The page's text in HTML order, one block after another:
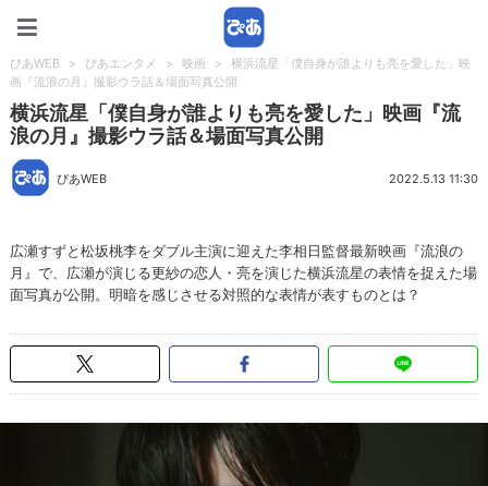
ぴあWEB > ぴあエンタメ > 映画 >
横浜流星「僕自身が誰よりも亮を愛した」映
画『流浪の月』撮影ウラ話＆場面写真公開
横浜流星「僕自身が誰よりも亮を愛した」映画『流
浪の月』撮影ウラ話＆場面写真公開
ぴあWEB 2022.5.13 11:30
広瀬すずと松坂桃李をダブル主演に迎えた李相日監督最新映画『流浪の
月』で、広瀬が演じる更紗の恋人・亮を演じた横浜流星の表情を捉えた場
面写真が公開。明暗を感じさせる対照的な表情が表すものとは？